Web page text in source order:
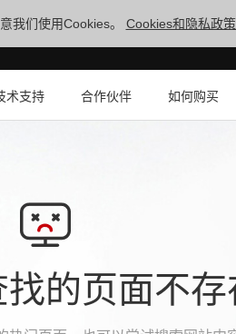
我们使用Cookies。 Cookies和隐私政
术支持 合作伙伴 如何购买
的页面不存